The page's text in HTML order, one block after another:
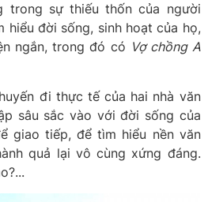
trong sự thiếu thốn của người
hiểu đời sống, sinh hoạt của họ,
ngắn, trong đó có Vợ chồng A
đi thực tế của hai nhà văn
sâu sắc vào với đời sống của
giao tiếp, để tìm hiểu nền văn
quả lại vô cùng xứng đáng.